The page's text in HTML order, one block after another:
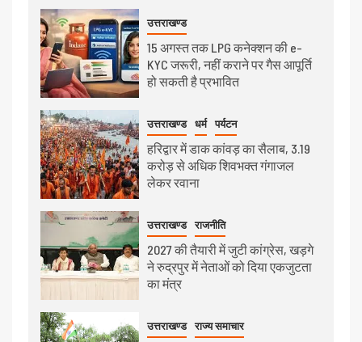
उत्तराखण्ड
15 अगस्त तक LPG कनेक्शन की e-
KYC जरूरी, नहीं कराने पर गैस आपूर्ति
हो सकती है प्रभावित
उत्तराखण्ड धर्म पर्यटन
हरिद्वार में डाक कांवड़ का सैलाब, 3.19
करोड़ से अधिक शिवभक्त गंगाजल
लेकर रवाना
उत्तराखण्ड राजनीति
2027 की तैयारी में जुटी कांग्रेस, खड़गे
ने रुद्रपुर में नेताओं को दिया एकजुटता
का मंत्र
उत्तराखण्ड राज्य समाचार